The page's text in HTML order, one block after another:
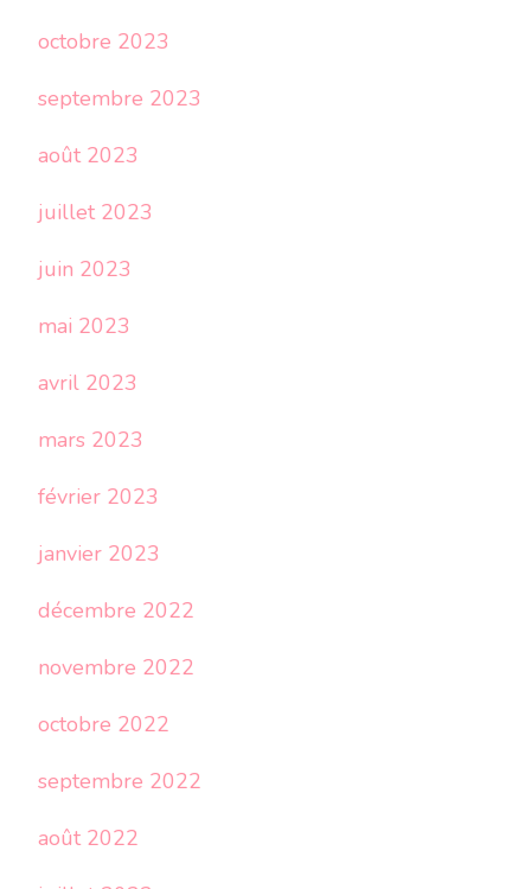
octobre 2023
septembre 2023
août 2023
juillet 2023
juin 2023
mai 2023
avril 2023
mars 2023
février 2023
janvier 2023
décembre 2022
novembre 2022
octobre 2022
septembre 2022
août 2022